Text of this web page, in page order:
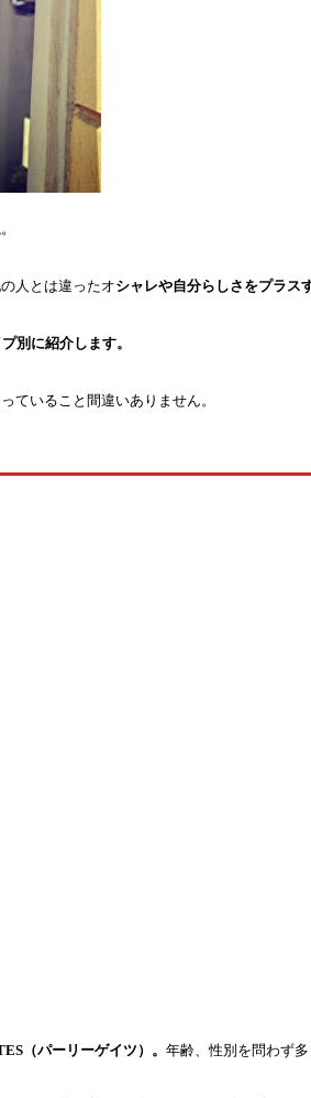
人とは違ったオシャレや自分らしさをプラス
別に紹介します。
ていること間違いありません。
（パーリーゲイツ）。 年齢、性別を問わず